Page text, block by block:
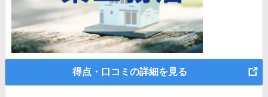
得点・口コミの詳細を見る